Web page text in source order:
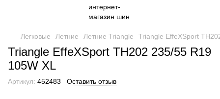
Легковые Летние Летние Triangle Triangle EffeXSport
Triangle EffeXSport TH202 235/55 R19
105W XL
Артикул: 452483 Оставить отзыв